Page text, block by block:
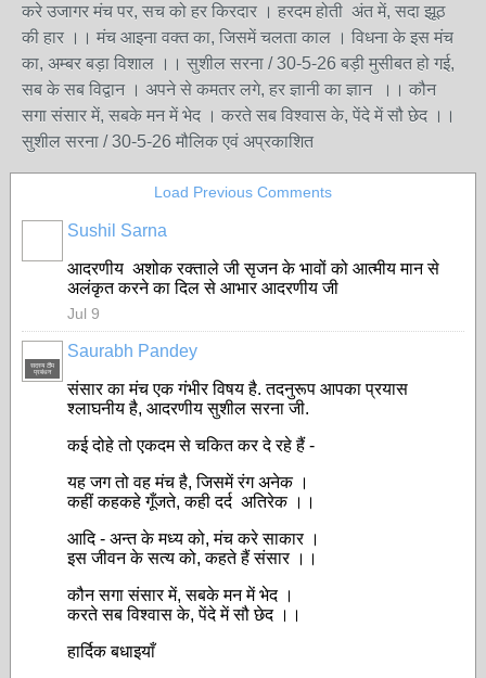
करे उजागर मंच पर, सच को हर किरदार । हरदम होती अंत में, सदा झूठ
की हार ।। मंच आइना वक्त का, जिसमें चलता काल । विधना के इस मंच
का, अम्बर बड़ा विशाल ।। सुशील सरना / 30-5-26 बड़ी मुसीबत हो गई,
सब के सब विद्वान । अपने से कमतर लगे, हर ज्ञानी का ज्ञान ।। कौन
सगा संसार में, सबके मन में भेद । करते सब विश्वास के, पेंदे में सौ छेद ।।
सुशील सरना / 30-5-26 मौलिक एवं अप्रकाशित
Load Previous Comments
Sushil Sarna
आदरणीय अशोक रक्ताले जी सृजन के भावों को आत्मीय मान से
अलंकृत करने का दिल से आभार आदरणीय जी
Jul 9
सदस्य टीम
प्रबंधन
Saurabh Pandey
संसार का मंच एक गंभीर विषय है. तदनुरूप आपका प्रयास
श्लाघनीय है, आदरणीय सुशील सरना जी.
कई दोहे तो एकदम से चकित कर दे रहे हैं -
यह जग तो वह मंच है, जिसमें रंग अनेक ।
कहीं कहकहे गूँजते, कही दर्द अतिरेक ।।
आदि - अन्त के मध्य को, मंच करे साकार ।
इस जीवन के सत्य को, कहते हैं संसार ।।
कौन सगा संसार में, सबके मन में भेद ।
करते सब विश्वास के, पेंदे में सौ छेद ।।
हार्दिक बधाइयाँ